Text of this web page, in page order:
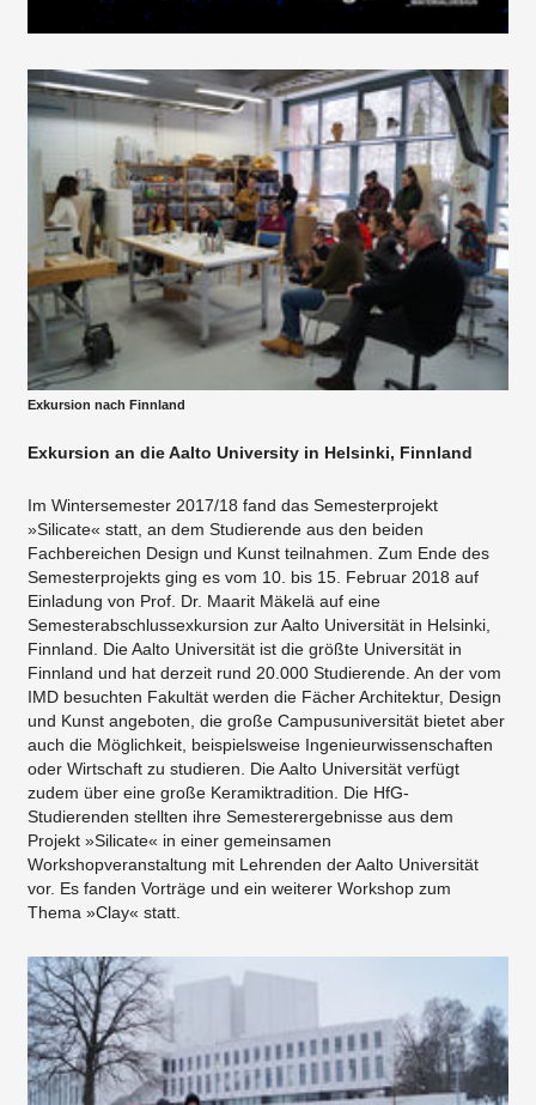
Exkursion nach Finnland
Exkursion an die Aalto University in Helsinki, Finnland
Im Wintersemester 2017/18 fand das Semesterprojekt
»Silicate« statt, an dem Studierende aus den beiden
Fachbereichen Design und Kunst teilnahmen. Zum Ende des
Semesterprojekts ging es vom 10. bis 15. Februar 2018 auf
Einladung von Prof. Dr. Maarit Mäkelä auf eine
Semesterabschlussexkursion zur Aalto Universität in Helsinki,
Finnland. Die Aalto Universität ist die größte Universität in
Finnland und hat derzeit rund 20.000 Studierende. An der vom
IMD besuchten Fakultät werden die Fächer Architektur, Design
und Kunst angeboten, die große Campusuniversität bietet aber
auch die Möglichkeit, beispielsweise Ingenieurwissenschaften
oder Wirtschaft zu studieren. Die Aalto Universität verfügt
zudem über eine große Keramiktradition. Die HfG-
Studierenden stellten ihre Semesterergebnisse aus dem
Projekt »Silicate« in einer gemeinsamen
Workshopveranstaltung mit Lehrenden der Aalto Universität
vor. Es fanden Vorträge und ein weiterer Workshop zum
Thema »Clay« statt.